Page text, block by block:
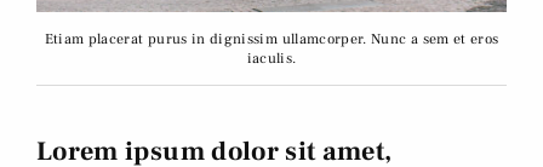
Etiam placerat purus in dignissim ullamcorper. Nunc a sem et eros
iaculis.
Lorem ipsum dolor sit amet,